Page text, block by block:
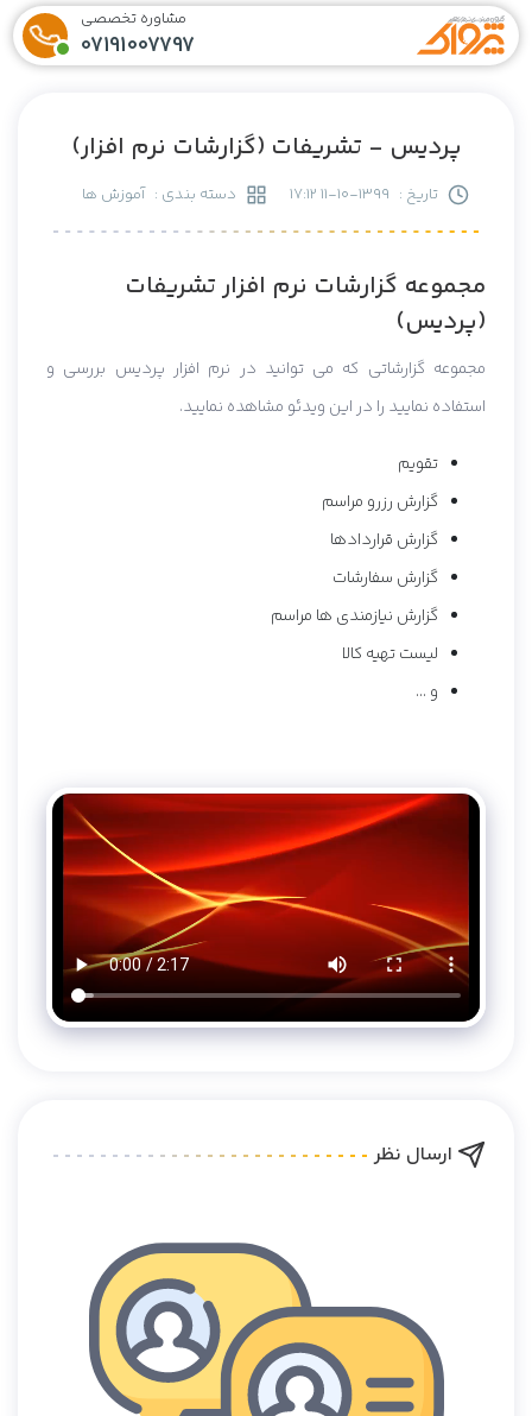
مشاوره تخصصی
07191007797
پردیس - تشریفات (گزارشات نرم افزار)
تاریخ : 1399-10-11 17:12 دسته بندی : آموزش ها
مجموعه گزارشات نرم افزار تشریفات
(پردیس)
مجموعه گزارشاتی که می توانید در نرم افزار پردیس بررسی و
استفاده نمایید را در این ویدئو مشاهده نمایید.
تقویم
گزارش رزرو مراسم
گزارش قراردادها
گزارش سفارشات
گزارش نیازمندی ها مراسم
لیست تهیه کالا
و ...
ارسال نظر